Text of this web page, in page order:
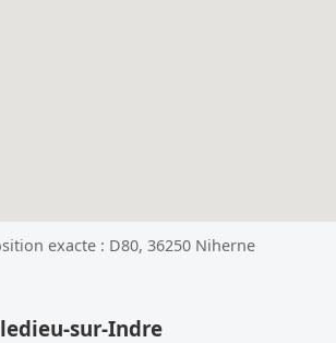
exacte : D80, 36250 Niherne
sur-Indre